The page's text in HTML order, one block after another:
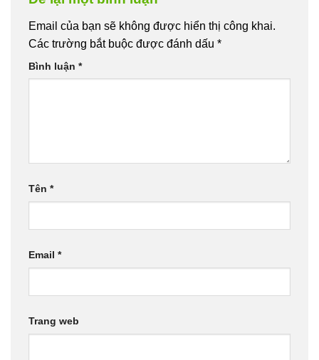
Email của bạn sẽ không được hiển thị công khai.
Các trường bắt buộc được đánh dấu *
Bình luận *
Tên *
Email *
Trang web